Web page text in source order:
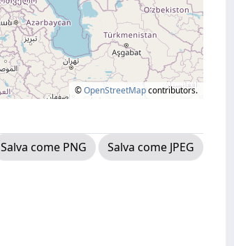
©OpenStreetMapcontributors.
Salva come PNG
Salva come JPEG